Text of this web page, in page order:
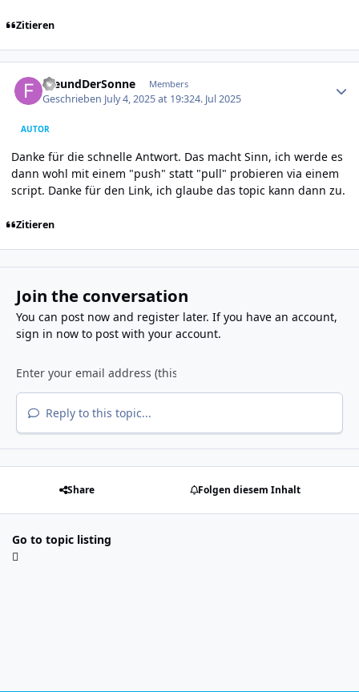
Zitieren
FreundDerSonne Members
Geschrieben July 4, 2025 at 19:324. Jul 2025
AUTOR
Danke für die schnelle Antwort. Das macht Sinn, ich werde es
dann wohl mit einem "push" statt "pull" probieren via einem
script. Danke für den Link, ich glaube das topic kann dann zu.
Zitieren
Join the conversation
You can post now and register later. If you have an account,
sign in nowto post with your account.
Reply to this topic...
Share Folgen diesem Inhalt
Go to topic listing